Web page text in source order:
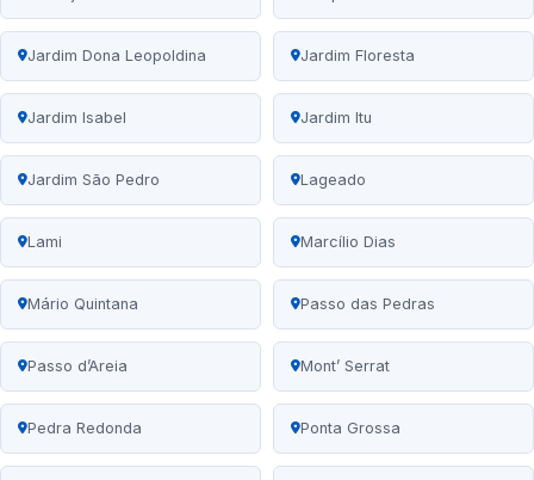
Jardim Dona Leopoldina Jardim Floresta
Jardim Isabel Jardim Itu
Jardim São Pedro Lageado
Lami Marcílio Dias
Mário Quintana Passo das Pedras
Passo d’Areia Mont’ Serrat
Pedra Redonda Ponta Grossa